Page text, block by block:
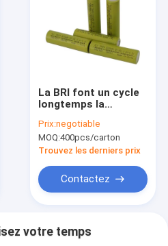
La BRI font un cycle
longtemps la
Battery For Balance
Bikes cylindrique de
la vie 2200mah 18650
Prix:negotiable
MOQ:400pcs/carton
Trouvez les derniers prix
Contactez
votre temps